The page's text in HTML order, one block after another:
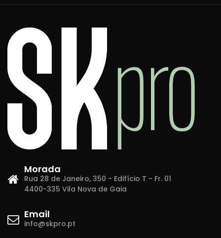
Morada
Rua 28 de Janeiro, 350 - Edifício T - Fr. 01
4400-335 Vila Nova de Gaia
Email
info@skpro.pt